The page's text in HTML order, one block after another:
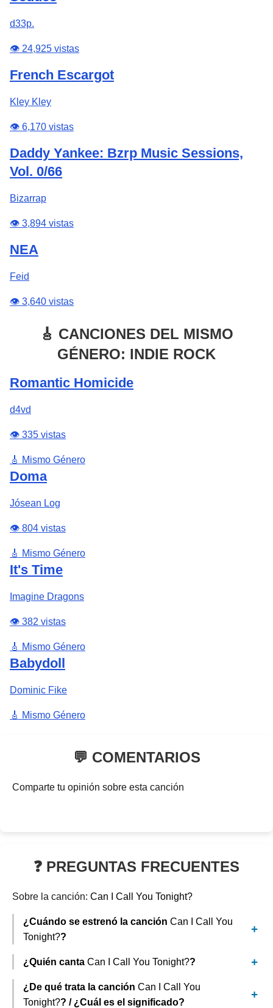
d33p.
👁️ 24,925 vistas
French Escargot
Kley Kley
👁️ 6,170 vistas
Daddy Yankee: Bzrp Music Sessions,
Vol. 0/66
Bizarrap
👁️ 3,894 vistas
NEA
Feid
👁️ 3,640 vistas
🎸 CANCIONES DEL MISMO
GÉNERO: INDIE ROCK
Romantic Homicide
d4vd
👁️ 335 vistas
🎸 Mismo Género
Doma
Jósean Log
👁️ 804 vistas
🎸 Mismo Género
It's Time
Imagine Dragons
👁️ 382 vistas
🎸 Mismo Género
Babydoll
Dominic Fike
🎸 Mismo Género
💬 COMENTARIOS
Comparte tu opinión sobre esta canción
❓ PREGUNTAS FRECUENTES
Sobre la canción: Can I Call You Tonight?
¿Cuándo se estrenó la canción Can I Call You
Tonight??
¿Quién canta Can I Call You Tonight??
¿De qué trata la canción Can I Call You
Tonight?? / ¿Cuál es el significado?